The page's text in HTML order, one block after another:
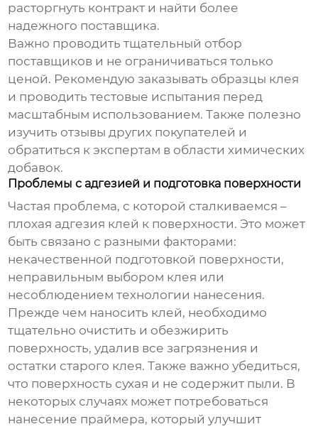
расторгнуть контракт и найти более
надежного поставщика.
Важно проводить тщательный отбор
поставщиков и не ограничиваться только
ценой. Рекомендую заказывать образцы клея
и проводить тестовые испытания перед
масштабным использованием. Также полезно
изучить отзывы других покупателей и
обратиться к экспертам в области химических
добавок.
Проблемы с адгезией и подготовка поверхности
Частая проблема, с которой сталкиваемся –
плохая адгезия клей к поверхности. Это может
быть связано с разными факторами:
некачественной подготовкой поверхности,
неправильным выбором клея или
несоблюдением технологии нанесения.
Прежде чем наносить клей, необходимо
тщательно очистить и обезжирить
поверхность, удалив все загрязнения и
остатки старого клея. Также важно убедиться,
что поверхность сухая и не содержит пыли. В
некоторых случаях может потребоваться
нанесение праймера, который улучшит